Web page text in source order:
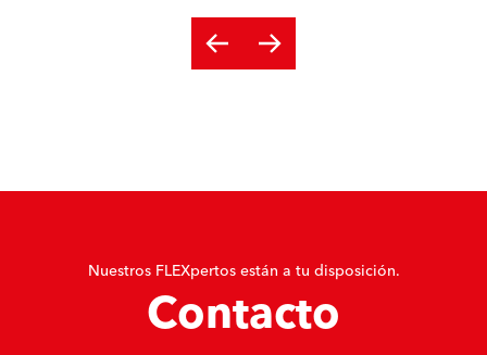
Nuestros FLEXpertos están a tu disposición.
Contacto